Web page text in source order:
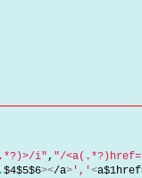
i", "/
$4$5$6></a> ','<